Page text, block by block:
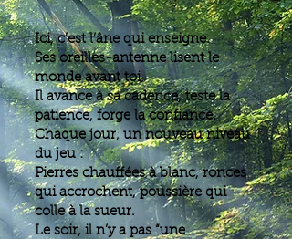
Ici, c’est l’âne qui enseigne.
Ses oreilles-antenne lisent le
monde avant toi.
Il avance à sa cadence, teste la
patience, forge la confiance.
Chaque jour, un nouveau niveau
du jeu :
Pierres chauffées à blanc, ronces
qui accrochent, poussière qui
colle à la sueur.
Le soir, il n’y a pas “une